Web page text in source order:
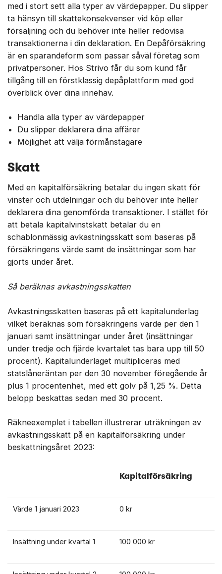
med i stort sett alla typer av värdepapper. Du slipper
ta hänsyn till skattekonsekvenser vid köp eller
försäljning och du behöver inte heller redovisa
transaktionerna i din deklaration. En Depåförsäkring
är en sparandeform som passar såväl företag som
privatpersoner. Hos Strivo får du som kund får
tillgång till en förstklassig depåplattform med god
överblick över dina innehav.
Handla alla typer av värdepapper
Du slipper deklarera dina affärer
Möjlighet att välja förmånstagare
Skatt
Med en kapitalförsäkring betalar du ingen skatt för
vinster och utdelningar och du behöver inte heller
deklarera dina genomförda transaktioner. I stället för
att betala kapitalvinstskatt betalar du en
schablonmässig avkastningsskatt som baseras på
försäkringens värde samt de insättningar som har
gjorts under året.
Så beräknas avkastningsskatten
Avkastningsskatten baseras på ett kapitalunderlag
vilket beräknas som försäkringens värde per den 1
januari samt insättningar under året (insättningar
under tredje och fjärde kvartalet tas bara upp till 50
procent). Kapitalunderlaget multipliceras med
statslåneräntan per den 30 november föregående år
plus 1 procentenhet, med ett golv på 1,25 %. Detta
belopp beskattas sedan med 30 procent.
Räkneexemplet i tabellen illustrerar uträkningen av
avkastningsskatt på en kapitalförsäkring under
beskattningsåret 2023:
Kapitalförsäkring
Värde 1 januari 2023 0 kr
Insättning under kvartal 1 100 000 kr